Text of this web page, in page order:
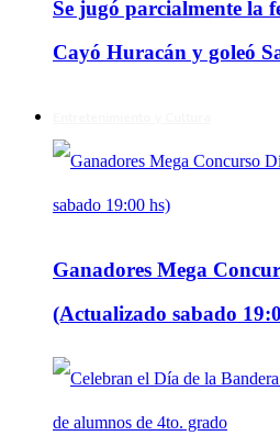
Se jugó parcialmente la
Cayó Huracán y goleó
Ganadores Mega
(Actualizado sabado